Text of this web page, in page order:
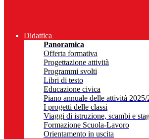
Didattica
Panoramica
Offerta formativa
Progettazione attività
Programmi svolti
Libri di testo
Educazione civica
Piano annuale delle attività 2025/
I progetti delle classi
Viaggi di istruzione, scambi e
Formazione Scuola-Lavoro
Orientamento in uscita